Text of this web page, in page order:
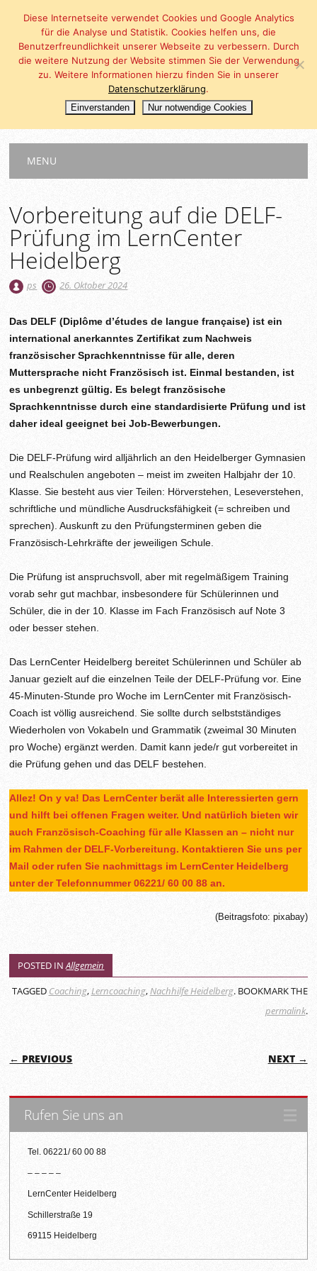
Main menu
MENU
Vorbereitung auf die DELF-
Prüfung im LernCenter
Heidelberg
ps 26. Oktober 2024
Das DELF (Diplôme d’études de langue française) ist ein
international anerkanntes Zertifikat zum Nachweis
französischer Sprachkenntnisse für alle, deren
Muttersprache nicht Französisch ist. Einmal bestanden, ist
es unbegrenzt gültig. Es belegt französische
Sprachkenntnisse durch eine standardisierte Prüfung und ist
daher ideal geeignet bei Job-Bewerbungen.
Die DELF-Prüfung wird alljährlich an den Heidelberger Gymnasien
und Realschulen angeboten – meist im zweiten Halbjahr der 10.
Klasse. Sie besteht aus vier Teilen: Hörverstehen, Leseverstehen,
schriftliche und mündliche Ausdrucksfähigkeit (= schreiben und
sprechen). Auskunft zu den Prüfungsterminen geben die
Französisch-Lehrkräfte der jeweiligen Schule.
Die Prüfung ist anspruchsvoll, aber mit regelmäßigem Training
vorab sehr gut machbar, insbesondere für Schülerinnen und
Schüler, die in der 10. Klasse im Fach Französisch auf Note 3
oder besser stehen.
Das LernCenter Heidelberg bereitet Schülerinnen und Schüler ab
Januar gezielt auf die einzelnen Teile der DELF-Prüfung vor. Eine
45-Minuten-Stunde pro Woche im LernCenter mit Französisch-
Coach ist völlig ausreichend. Sie sollte durch selbstständiges
Wiederholen von Vokabeln und Grammatik (zweimal 30 Minuten
pro Woche) ergänzt werden. Damit kann jede/r gut vorbereitet in
die Prüfung gehen und das DELF bestehen.
Allez! On y va! Das LernCenter berät alle Interessierten gern
und hilft bei offenen Fragen weiter. Und natürlich bieten wir
auch Französisch-Coaching für alle Klassen an – nicht nur
im Rahmen der DELF-Vorbereitung. Kontaktieren Sie uns per
Mail oder rufen Sie nachmittags im LernCenter Heidelberg
unter der Telefonnummer 06221/ 60 00 88 an.
(Beitragsfoto: pixabay)
POSTED INAllgemein
TAGGED Coaching,Lerncoaching,Nachhilfe Heidelberg. BOOKMARK THE
permalink.
POST NAVIGATION
← PREVIOUS NEXT →
Rufen Sie uns an
Tel. 06221/ 60 00 88
– – – – –
LernCenter Heidelberg
Schillerstraße 19
69115 Heidelberg
Diese Internetseite verwendet Cookies und Google Analytics
für die Analyse und Statistik. Cookies helfen uns, die
Benutzerfreundlichkeit unserer Webseite zu verbessern. Durch
die weitere Nutzung der Website stimmen Sie der Verwendung
zu. Weitere Informationen hierzu finden Sie in unserer
Datenschutzerklärung.
Einverstanden Nur notwendige Cookies